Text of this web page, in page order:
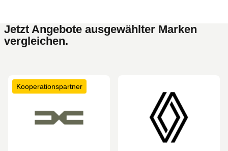
Jetzt Angebote ausgewählter Marken
vergleichen.
Kooperationspartner